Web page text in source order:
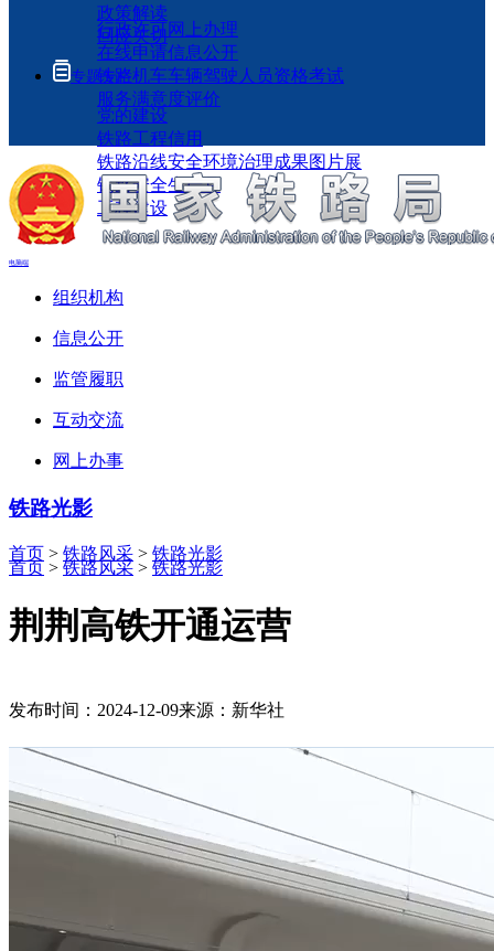
政策解读
回应关切
行政许可网上办理
在线申请信息公开
铁路机车车辆驾驶人员资格考试
服务满意度评价
专题专栏
党的建设
铁路工程信用
铁路沿线安全环境治理成果图片展
铁路安全生产月
工程建设
电脑端
组织机构
信息公开
监管履职
互动交流
网上办事
铁路光影
首页 > 铁路风采 > 铁路光影
首页 > 铁路风采 > 铁路光影
荆荆高铁开通运营
发布时间：2024-12-09来源：新华社